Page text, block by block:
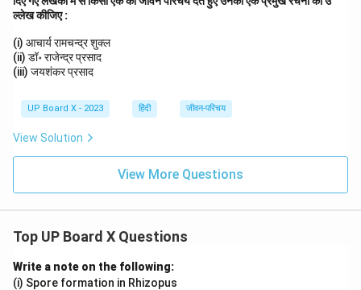
ल्लेख कीजिए :
(i) आचार्य रामचन्द्र शुक्ल
(ii) डॉ॰ राजेन्द्र प्रसाद
(iii) जयशंकर प्रसाद
UP Board X - 2023 हिंदी जीवन-परिचय
View Solution
View More Questions
Top UP Board X Questions
Write a note on the following:
(i) Spore formation in Rhizopus